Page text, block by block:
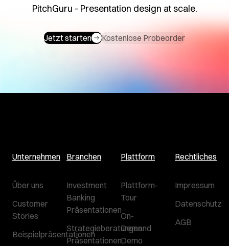
PitchGuru - Presentation design at scale.
Jetzt starten Kostenlose Probeorder
Unternehmen
Über uns
Customer
Stories
Beispielpräsentationen
Branchen
Investment
Banking
Präsentationen
Strategieberatungen
Präsentationen
Plattform
Plattform-
Tour
On-
Demand
Demo
Rechtliches
Impressum
Datenschutz
AGB